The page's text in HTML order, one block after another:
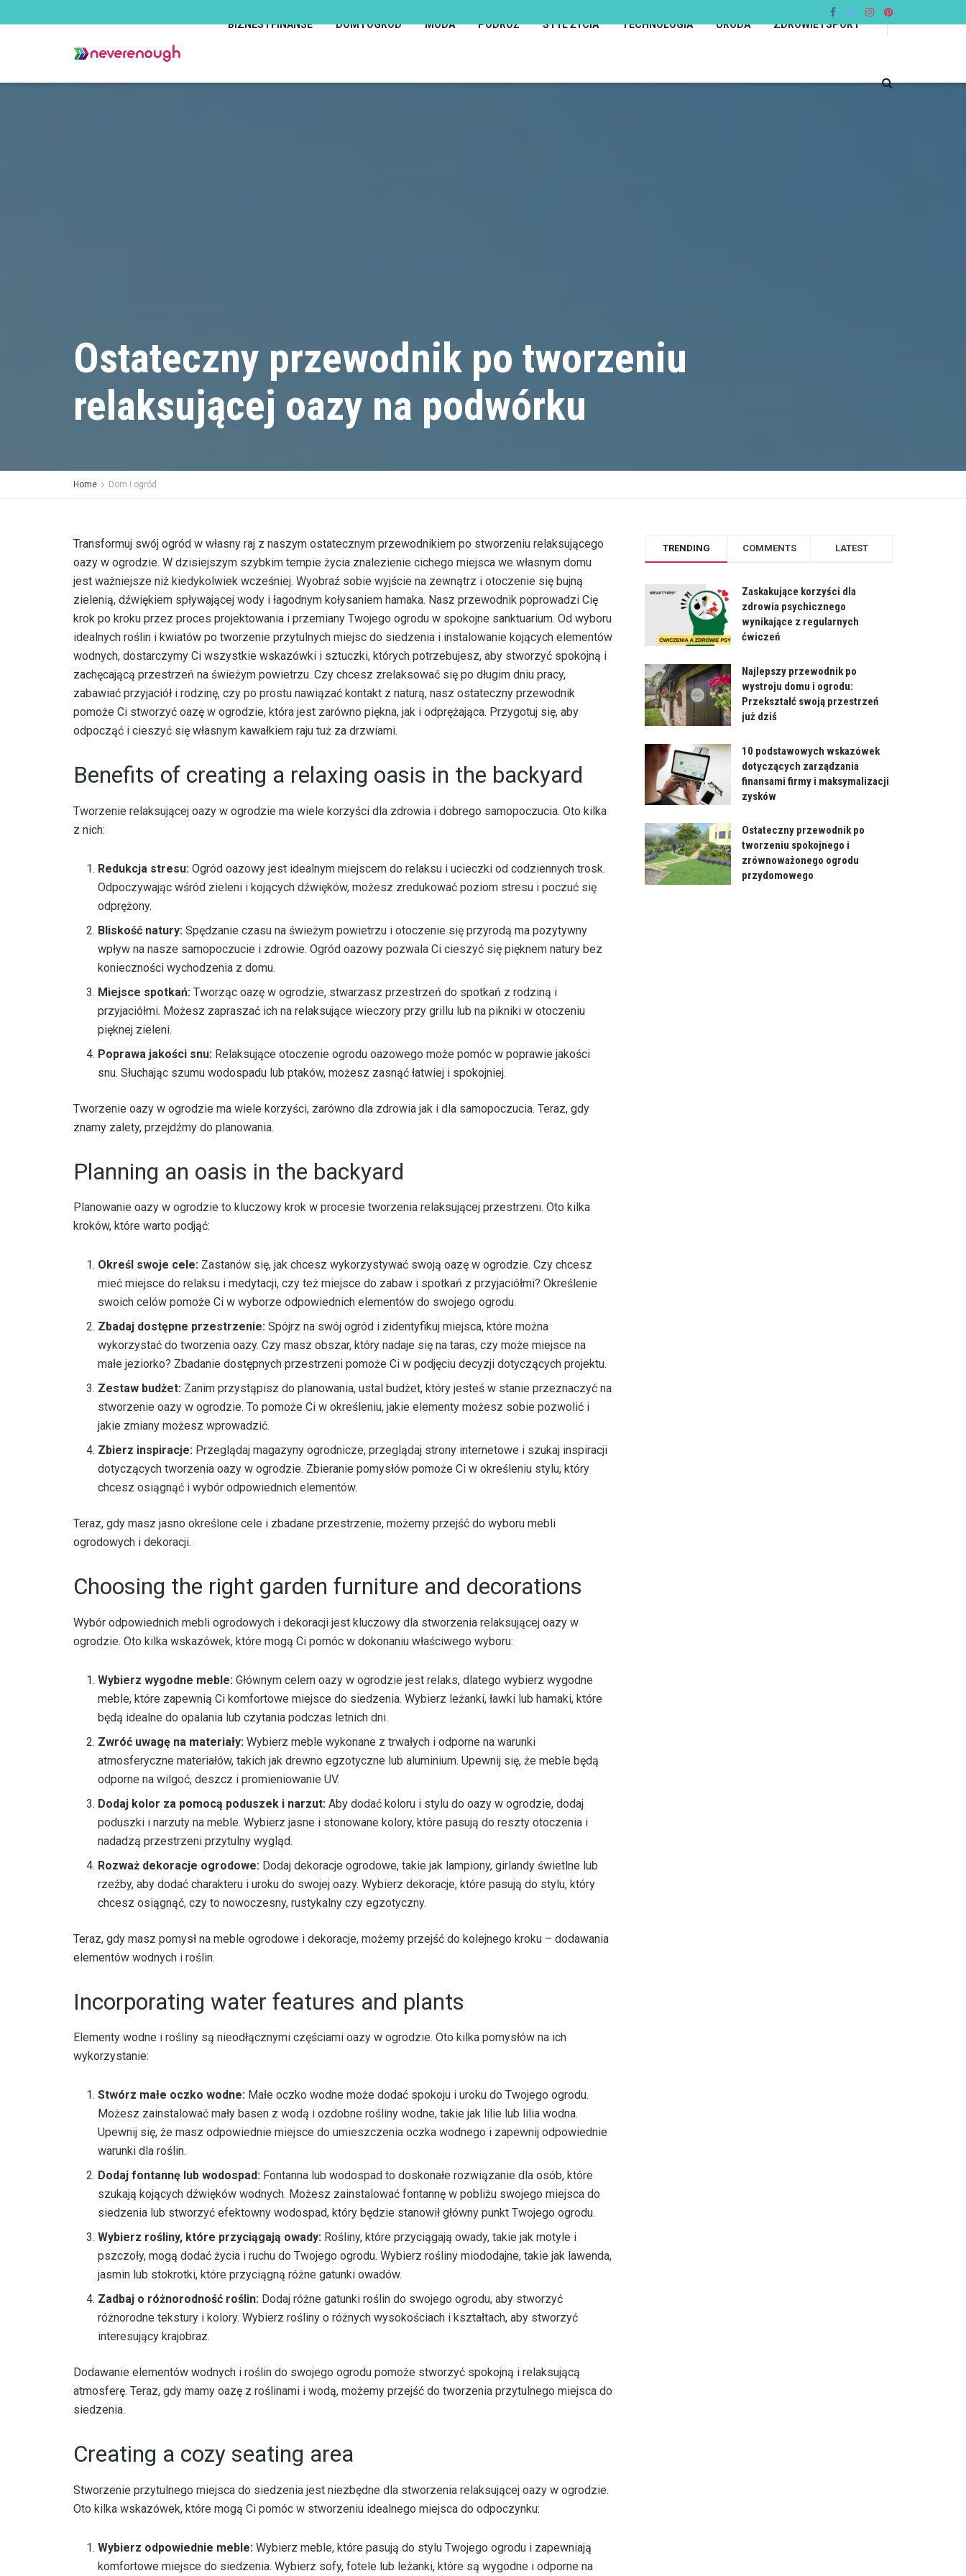
BIZNES I FINANSE DOM I OGRÓD MODA PODRÓŻ STYL ŻYCIA TECHNOLOGIA URODA ZDROWIE I SPORT
Ostateczny przewodnik po tworzeniu
relaksującej oazy na podwórku
Home Dom i ogród
Transformuj swój ogród w własny raj z naszym ostatecznym przewodnikiem po stworzeniu relaksującego
oazy w ogrodzie. W dzisiejszym szybkim tempie życia znalezienie cichego miejsca we własnym domu
jest ważniejsze niż kiedykolwiek wcześniej. Wyobraź sobie wyjście na zewnątrz i otoczenie się bujną
zielenią, dźwiękiem spływającej wody i łagodnym kołysaniem hamaka. Nasz przewodnik poprowadzi Cię
krok po kroku przez proces projektowania i przemiany Twojego ogrodu w spokojne sanktuarium. Od wyboru
idealnych roślin i kwiatów po tworzenie przytulnych miejsc do siedzenia i instalowanie kojących elementów
wodnych, dostarczymy Ci wszystkie wskazówki i sztuczki, których potrzebujesz, aby stworzyć spokojną i
zachęcającą przestrzeń na świeżym powietrzu. Czy chcesz zrelaksować się po długim dniu pracy,
zabawiać przyjaciół i rodzinę, czy po prostu nawiązać kontakt z naturą, nasz ostateczny przewodnik
pomoże Ci stworzyć oazę w ogrodzie, która jest zarówno piękna, jak i odprężająca. Przygotuj się, aby
odpocząć i cieszyć się własnym kawałkiem raju tuż za drzwiami.
Benefits of creating a relaxing oasis in the backyard
Tworzenie relaksującej oazy w ogrodzie ma wiele korzyści dla zdrowia i dobrego samopoczucia. Oto kilka
z nich:
Redukcja stresu: Ogród oazowy jest idealnym miejscem do relaksu i ucieczki od codziennych trosk.
Odpoczywając wśród zieleni i kojących dźwięków, możesz zredukować poziom stresu i poczuć się
odprężony.
Bliskość natury: Spędzanie czasu na świeżym powietrzu i otoczenie się przyrodą ma pozytywny
wpływ na nasze samopoczucie i zdrowie. Ogród oazowy pozwala Ci cieszyć się pięknem natury bez
konieczności wychodzenia z domu.
Miejsce spotkań: Tworząc oazę w ogrodzie, stwarzasz przestrzeń do spotkań z rodziną i
przyjaciółmi. Możesz zapraszać ich na relaksujące wieczory przy grillu lub na pikniki w otoczeniu
pięknej zieleni.
Poprawa jakości snu: Relaksujące otoczenie ogrodu oazowego może pomóc w poprawie jakości
snu. Słuchając szumu wodospadu lub ptaków, możesz zasnąć łatwiej i spokojniej.
Tworzenie oazy w ogrodzie ma wiele korzyści, zarówno dla zdrowia jak i dla samopoczucia. Teraz, gdy
znamy zalety, przejdźmy do planowania.
Planning an oasis in the backyard
Planowanie oazy w ogrodzie to kluczowy krok w procesie tworzenia relaksującej przestrzeni. Oto kilka
kroków, które warto podjąć:
Określ swoje cele: Zastanów się, jak chcesz wykorzystywać swoją oazę w ogrodzie. Czy chcesz
mieć miejsce do relaksu i medytacji, czy też miejsce do zabaw i spotkań z przyjaciółmi? Określenie
swoich celów pomoże Ci w wyborze odpowiednich elementów do swojego ogrodu.
Zbadaj dostępne przestrzenie: Spójrz na swój ogród i zidentyfikuj miejsca, które można
wykorzystać do tworzenia oazy. Czy masz obszar, który nadaje się na taras, czy może miejsce na
małe jeziorko? Zbadanie dostępnych przestrzeni pomoże Ci w podjęciu decyzji dotyczących projektu.
Zestaw budżet: Zanim przystąpisz do planowania, ustal budżet, który jesteś w stanie przeznaczyć na
stworzenie oazy w ogrodzie. To pomoże Ci w określeniu, jakie elementy możesz sobie pozwolić i
jakie zmiany możesz wprowadzić.
Zbierz inspiracje: Przeglądaj magazyny ogrodnicze, przeglądaj strony internetowe i szukaj inspiracji
dotyczących tworzenia oazy w ogrodzie. Zbieranie pomysłów pomoże Ci w określeniu stylu, który
chcesz osiągnąć i wybór odpowiednich elementów.
Teraz, gdy masz jasno określone cele i zbadane przestrzenie, możemy przejść do wyboru mebli
ogrodowych i dekoracji.
Choosing the right garden furniture and decorations
Wybór odpowiednich mebli ogrodowych i dekoracji jest kluczowy dla stworzenia relaksującej oazy w
ogrodzie. Oto kilka wskazówek, które mogą Ci pomóc w dokonaniu właściwego wyboru:
Wybierz wygodne meble: Głównym celem oazy w ogrodzie jest relaks, dlatego wybierz wygodne
meble, które zapewnią Ci komfortowe miejsce do siedzenia. Wybierz leżanki, ławki lub hamaki, które
będą idealne do opalania lub czytania podczas letnich dni.
Zwróć uwagę na materiały: Wybierz meble wykonane z trwałych i odporne na warunki
atmosferyczne materiałów, takich jak drewno egzotyczne lub aluminium. Upewnij się, że meble będą
odporne na wilgoć, deszcz i promieniowanie UV.
Dodaj kolor za pomocą poduszek i narzut: Aby dodać koloru i stylu do oazy w ogrodzie, dodaj
poduszki i narzuty na meble. Wybierz jasne i stonowane kolory, które pasują do reszty otoczenia i
nadadzą przestrzeni przytulny wygląd.
Rozważ dekoracje ogrodowe: Dodaj dekoracje ogrodowe, takie jak lampiony, girlandy świetlne lub
rzeźby, aby dodać charakteru i uroku do swojej oazy. Wybierz dekoracje, które pasują do stylu, który
chcesz osiągnąć, czy to nowoczesny, rustykalny czy egzotyczny.
Teraz, gdy masz pomysł na meble ogrodowe i dekoracje, możemy przejść do kolejnego kroku – dodawania
elementów wodnych i roślin.
Incorporating water features and plants
Elementy wodne i rośliny są nieodłącznymi częściami oazy w ogrodzie. Oto kilka pomysłów na ich
wykorzystanie:
Stwórz małe oczko wodne: Małe oczko wodne może dodać spokoju i uroku do Twojego ogrodu.
Możesz zainstalować mały basen z wodą i ozdobne rośliny wodne, takie jak lilie lub lilia wodna.
Upewnij się, że masz odpowiednie miejsce do umieszczenia oczka wodnego i zapewnij odpowiednie
warunki dla roślin.
Dodaj fontannę lub wodospad: Fontanna lub wodospad to doskonałe rozwiązanie dla osób, które
szukają kojących dźwięków wodnych. Możesz zainstalować fontannę w pobliżu swojego miejsca do
siedzenia lub stworzyć efektowny wodospad, który będzie stanowił główny punkt Twojego ogrodu.
Wybierz rośliny, które przyciągają owady: Rośliny, które przyciągają owady, takie jak motyle i
pszczoły, mogą dodać życia i ruchu do Twojego ogrodu. Wybierz rośliny miododajne, takie jak lawenda,
jasmin lub stokrotki, które przyciągną różne gatunki owadów.
Zadbaj o różnorodność roślin: Dodaj różne gatunki roślin do swojego ogrodu, aby stworzyć
różnorodne tekstury i kolory. Wybierz rośliny o różnych wysokościach i kształtach, aby stworzyć
interesujący krajobraz.
Dodawanie elementów wodnych i roślin do swojego ogrodu pomoże stworzyć spokojną i relaksującą
atmosferę. Teraz, gdy mamy oazę z roślinami i wodą, możemy przejść do tworzenia przytulnego miejsca do
siedzenia.
Creating a cozy seating area
Stworzenie przytulnego miejsca do siedzenia jest niezbędne dla stworzenia relaksującej oazy w ogrodzie.
Oto kilka wskazówek, które mogą Ci pomóc w stworzeniu idealnego miejsca do odpoczynku:
Wybierz odpowiednie meble: Wybierz meble, które pasują do stylu Twojego ogrodu i zapewniają
komfortowe miejsce do siedzenia. Wybierz sofy, fotele lub leżanki, które są wygodne i odporne na
TRENDING COMMENTS LATEST
Zaskakujące korzyści dla
zdrowia psychicznego
wynikające z regularnych
ćwiczeń
Najlepszy przewodnik po
wystroju domu i ogrodu:
Przekształć swoją przestrzeń
już dziś
10 podstawowych wskazówek
dotyczących zarządzania
finansami firmy i maksymalizacji
zysków
Ostateczny przewodnik po
tworzeniu spokojnego i
zrównoważonego ogrodu
przydomowego